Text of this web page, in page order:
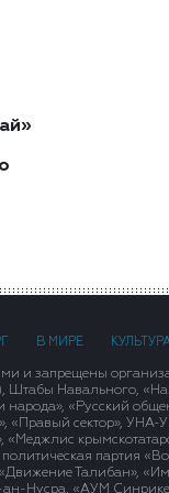
В МИРЕ
и запрещены
Штабы Навального,
народа», «Русский
«Правый сектор»,
политическая партия
Талибан»,
ан-Нусра, «АУМ